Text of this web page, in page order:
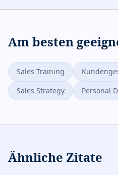
Am besten
Sales Training
Sales Strategy
Personal
Ähnliche Zitate